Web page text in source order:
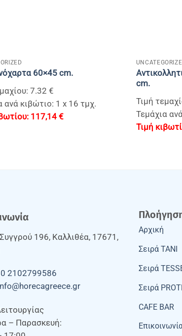
60×45 cm.
7.32 €
ανά κιβώτιο: 1 x 16 τμχ.
117,14€
cm.
Τιμή
Τεμάχια
196, Καλλιθέα, 17671,
2102799586
– Παρασκευή:
Αρχική
Σειρά TANI
Σειρά
Σειρά
CAFE BAR